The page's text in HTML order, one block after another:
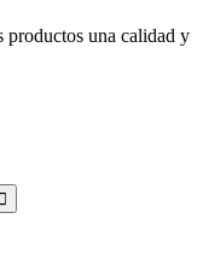
productos una calidad y